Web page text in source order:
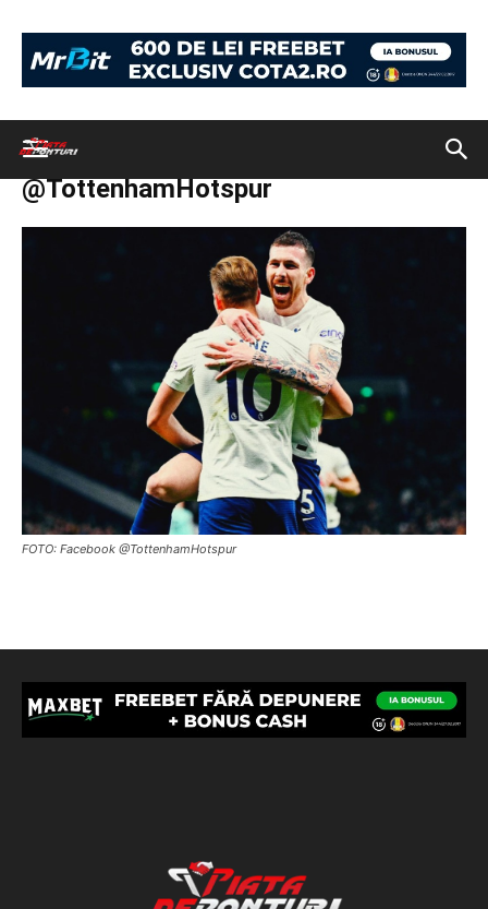
FOTO: Facebook @TottenhamHotspur
FOTO: Facebook
@TottenhamHotspur
FOTO: Facebook @TottenhamHotspur